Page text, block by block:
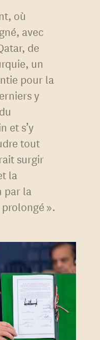
où
avec
de
un
pour la
y
et s’y
tout
surgir
la
par la
».